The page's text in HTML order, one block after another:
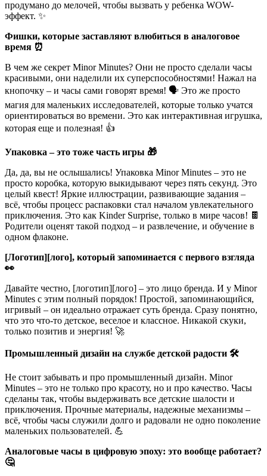
продумано до мелочей, чтобы вызвать у ребенка WOW-
эффект. ✨
Фишки, которые заставляют влюбиться в аналоговое
время ⏰
В чем же секрет Minor Minutes? Они не просто сделали часы
красивыми, они наделили их суперспособностями! Нажал на
кнопочку – и часы сами говорят время! 🗣️ Это же просто
магия для маленьких исследователей, которые только учатся
ориентироваться во времени. Это как интерактивная игрушка,
которая еще и полезная! 👍
Упаковка – это тоже часть игры 🎁
Да, да, вы не ослышались! Упаковка Minor Minutes – это не
просто коробка, которую выкидывают через пять секунд. Это
целый квест! Яркие иллюстрации, развивающие задания –
всё, чтобы процесс распаковки стал началом увлекательного
приключения. Это как Kinder Surprise, только в мире часов! 🍫
Родители оценят такой подход – и развлечение, и обучение в
одном флаконе.
[Логотип][лого], который запоминается с первого взгляда
👀
Давайте честно, [логотип][лого] – это лицо бренда. И у Minor
Minutes с этим полный порядок! Простой, запоминающийся,
игривый – он идеально отражает суть бренда. Сразу понятно,
что это что-то детское, веселое и классное. Никакой скуки,
только позитив и энергия! 🚀
Промышленный дизайн на службе детской радости 🛠️
Не стоит забывать и про промышленный дизайн. Minor
Minutes – это не только про красоту, но и про качество. Часы
сделаны так, чтобы выдерживать все детские шалости и
приключения. Прочные материалы, надежные механизмы –
всё, чтобы часы служили долго и радовали не одно поколение
маленьких пользователей. 💪
Аналоговые часы в цифровую эпоху: это вообще работает?
🤔